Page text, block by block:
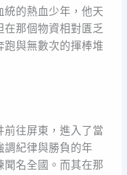
統的熱血少年，他天
在那個物資相對匱乏
跑與無數次的揮棒堆
前往屏東，進入了當
調紀律與勝負的年
聞名全國。而其在那